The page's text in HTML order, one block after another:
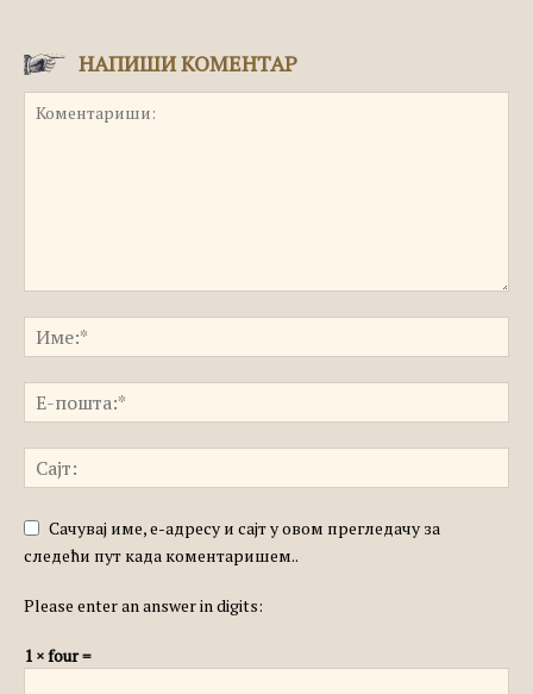
НАПИШИ КОМЕНТАР
Сачувај име, е-адресу и сајт у овом прегледачу за
следећи пут када коментаришем..
Please enter an answer in digits:
1 × four =